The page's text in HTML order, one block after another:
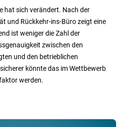
hat sich verändert. Nach der
und Rückkehr-ins-Büro zeigt eine
ist weniger die Zahl der
zwischen den
und den betrieblichen
könnte das im Wettbewerb
werden.